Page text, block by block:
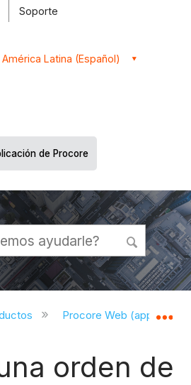
Soporte
Latina (Español)
de Procore
jerarquía global
Procore Web
orden de